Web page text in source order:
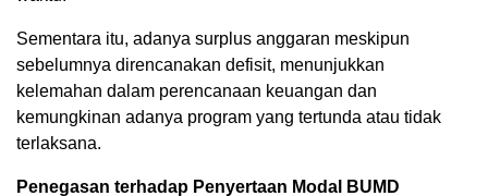
Sementara itu, adanya surplus anggaran meskipun
sebelumnya direncanakan defisit, menunjukkan
kelemahan dalam perencanaan keuangan dan
kemungkinan adanya program yang tertunda atau tidak
terlaksana.
Penegasan terhadap Penyertaan Modal BUMD